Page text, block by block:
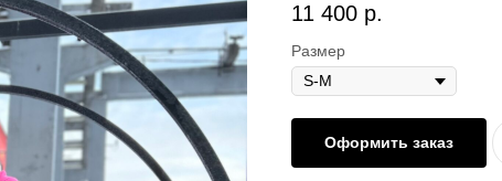
11 400 р.
Размер
Оформить заказ